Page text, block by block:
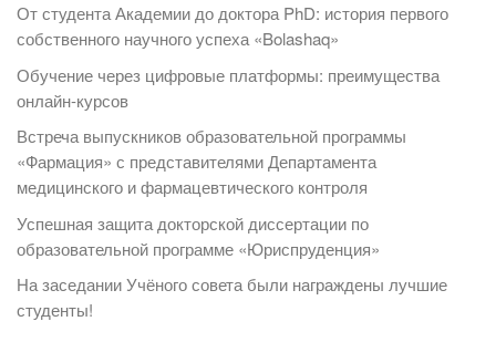
От студента Академии до доктора PhD: история первого
собственного научного успеха «Bolashaq»
Обучение через цифровые платформы: преимущества
онлайн-курсов
Встреча выпускников образовательной программы
«Фармация» с представителями Департамента
медицинского и фармацевтического контроля
Успешная защита докторской диссертации по
образовательной программе «Юриспруденция»
На заседании Учёного совета были награждены лучшие
студенты!